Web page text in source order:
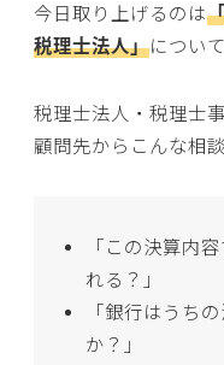
今日取り上げるのは
税理士法人」について
税理士法人・税理士
顧問先からこんな相
「この決算内
れる？」
「銀行はうち
か？」